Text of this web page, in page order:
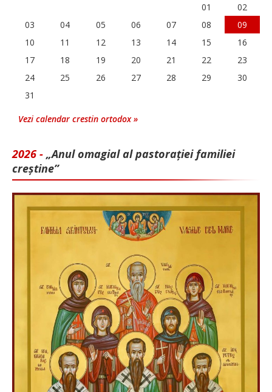
01
02
03
04 05 06 07 08
09
10
11 12 13 14 15
16
17
18 19 20 21 22
23
24
25 26 27 28 29
30
31
Vezi calendar crestin ortodox »
2026 - „Anul omagial al pastorației familiei
creștine”